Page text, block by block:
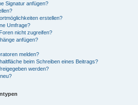
Signatur anfügen?
erstellen?
Umfrage?
nicht zugreifen?
anfügen?
melden?
beim Schreiben eines Beitrags?
werden?